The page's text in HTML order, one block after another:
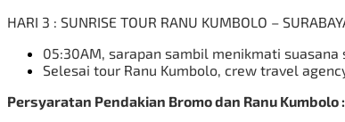
HARI 3 : SUNRISE TOUR RANU KUMBOLO –
05:30AM, sarapan sambil menikmati
Selesai tour Ranu Kumbolo, crew travel
Persyaratan Pendakian Bromo dan Ranu Kumbolo :